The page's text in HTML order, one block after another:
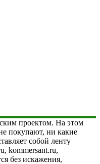
проектом. На этом
покупают, ни какие
собой ленту
kommersant.ru,
без искажения,